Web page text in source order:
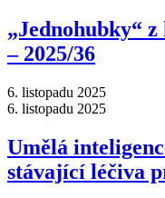
„Jednohubky“
–⁠ 2025/36
6. listopadu 2025
6. listopadu 2025
Umělá
stávající léčiva